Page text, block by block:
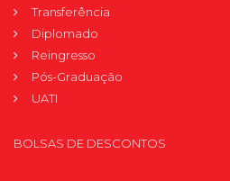
Transferência
Diplomado
Reingresso
Pós-Graduação
UATI
BOLSAS DE DESCONTOS